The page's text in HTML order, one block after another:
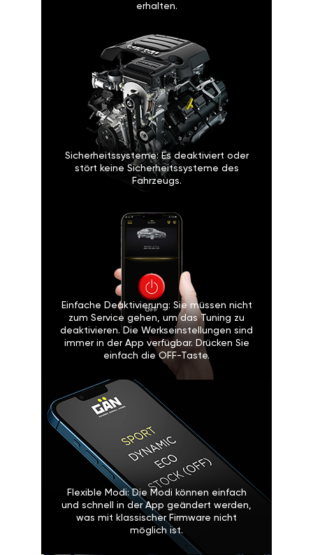
erhalten.
Sicherheitssysteme: Es deaktiviert oder
stört keine Sicherheitssysteme des
Fahrzeugs.
Einfache Deaktivierung: Sie müssen nicht
zum Service gehen, um das Tuning zu
deaktivieren. Die Werkseinstellungen sind
immer in der App verfügbar. Drücken Sie
einfach die OFF-Taste.
Flexible Modi: Die Modi können einfach
und schnell in der App geändert werden,
was mit klassischer Firmware nicht
möglich ist.